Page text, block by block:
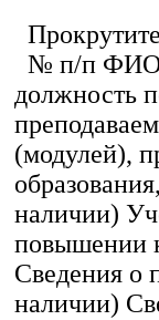
№ п/п ФИО
должность
(модулей),
наличии)
повышении
Сведения о
наличии)